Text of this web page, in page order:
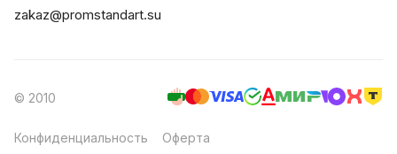
zakaz@promstandart.su
© 2010
Конфиденциальность Оферта